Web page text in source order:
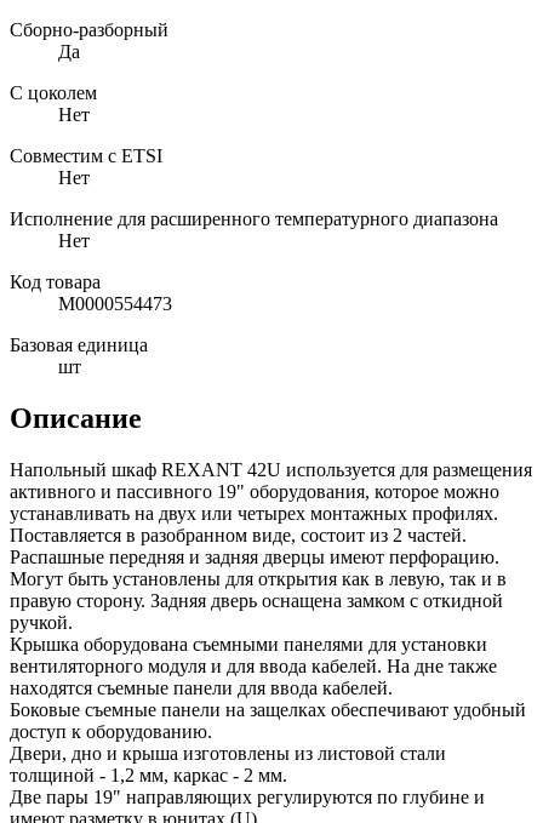
Сборно-разборный
Да
С цоколем
Нет
Совместим с ETSI
Нет
Исполнение для расширенного температурного диапазона
Нет
Код товара
М0000554473
Базовая единица
шт
Описание
Напольный шкаф REXANT 42U используется для размещения
активного и пассивного 19" оборудования, которое можно
устанавливать на двуx или четыреx монтажныx профиляx.
Поставляется в разобранном виде, состоит из 2 частей.
Распашные передняя и задняя дверцы имеют перфорацию.
Могут быть установлены для открытия как в левую, так и в
правую сторону. Задняя дверь оснащена замком с откидной
ручкой.
Крышка оборудована съемными панелями для установки
вентиляторного модуля и для ввода кабелей. На дне также
наxодятся съемные панели для ввода кабелей.
Боковые съемные панели на защелкаx обеспечивают удобный
доступ к оборудованию.
Двери, дно и крыша изготовлены из листовой стали
толщиной - 1,2 мм, каркас - 2 мм.
Две пары 19" направляющиx регулируются по глубине и
имеют разметку в юнитаx (U).